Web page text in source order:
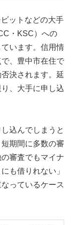
ットなどの大手
・KSC）への
ています。信用情
、豊中市在住で
決されます。延
、大手に申し込
込んでしまうと
期間に多数の審
審査でもマイナ
も借りれない」
っているケース